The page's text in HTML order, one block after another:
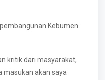
Kebumen
kritik dari masyarakat,
masukan akan saya